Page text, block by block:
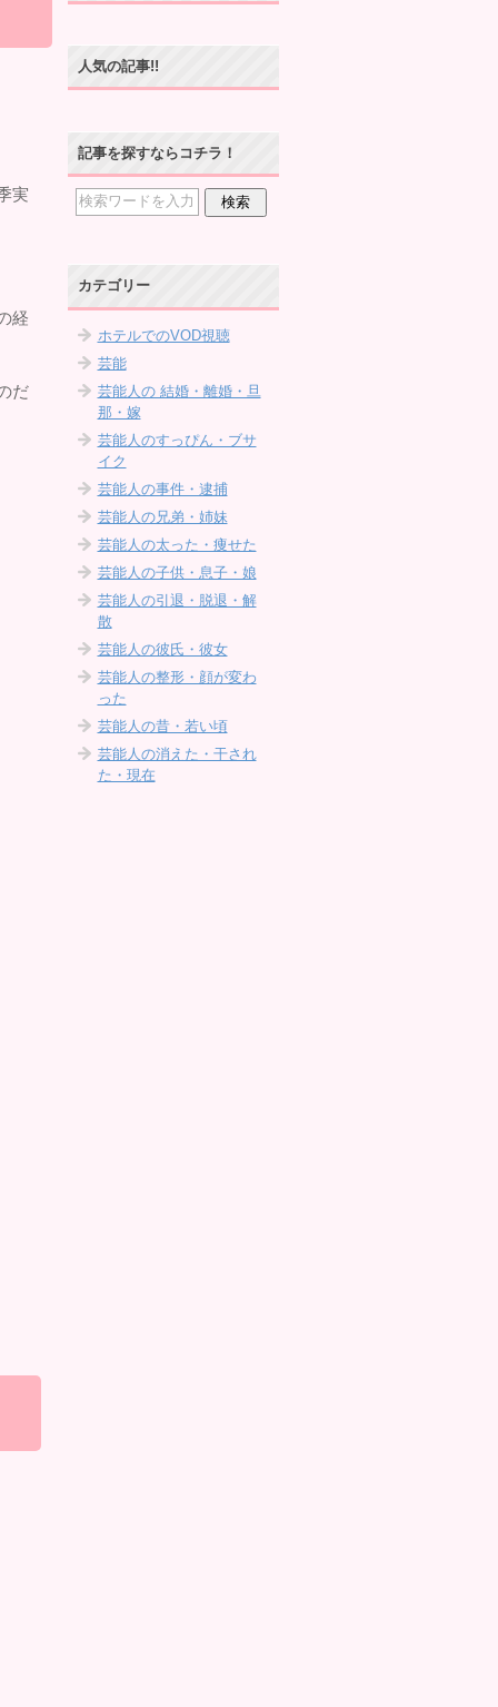
実
経
だ
人気の記事!!
記事を探すならコチラ！
カテゴリー
ホテルでのVOD視聴
芸能
芸能人の 結婚・離婚・旦
那・嫁
芸能人のすっぴん・ブサ
イク
芸能人の事件・逮捕
芸能人の兄弟・姉妹
芸能人の太った・痩せた
芸能人の子供・息子・娘
芸能人の引退・脱退・解
散
芸能人の彼氏・彼女
芸能人の整形・顔が変わ
った
芸能人の昔・若い頃
芸能人の消えた・干され
た・現在